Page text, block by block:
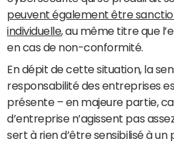
peuvent également être
individuelle, au même titre que
en cas de non-conformité.
En dépit de cette situation, la
responsabilité des entreprises
présente – en majeure partie,
d’entreprise n’agissent pas
sert à rien d’être sensibilisé à un